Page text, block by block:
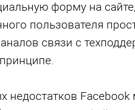
форму на
пользователя
связи с
недостатков